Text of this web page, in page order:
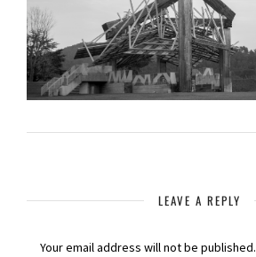
LEAVE A REPLY
Your email address will not be published.